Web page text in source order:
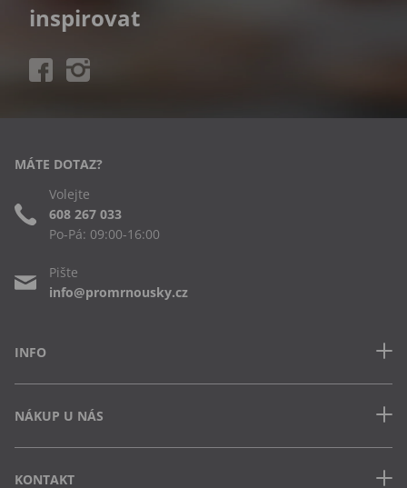
inspirovat
INFO
Často kladené dotazy
Obchodní podmínky
Ochrana osobních údajů
NÁKUP U NÁS
Jak uplatnit slevový kód
KONTAKT
MÁTE DOTAZ?
Volejte
608 267 033
Po-Pá: 09:00-16:00
Pište
info@promrnousky.cz